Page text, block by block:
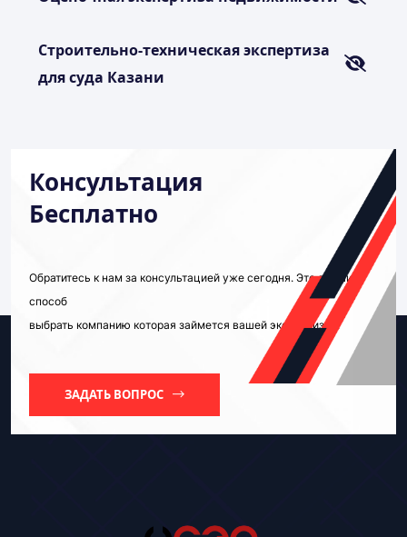
Строительно-техническая экспертиза
для суда Казани
Консультация
Бесплатно
Обратитесь к нам за консультацией уже сегодня. Это лучший
способ
выбрать компанию которая займется вашей экспертизой.
ЗАДАТЬ ВОПРОС